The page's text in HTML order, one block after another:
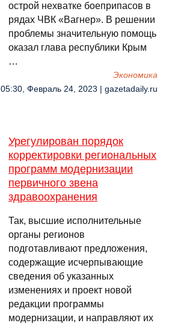
острой нехватке боеприпасов в
рядах ЧВК «Вагнер». В решении
проблемы значительную помощь
оказал глава республики Крым
…
Экономика
05:30, Февраль 24, 2023 | gazetadaily.ru
Урегулирован порядок
корректировки региональных
программ модернизации
первичного звена
здравоохранения
Так, высшие исполнительные
органы регионов
подготавливают предложения,
содержащие исчерпывающие
сведения об указанных
изменениях и проект новой
редакции программы
модернизации, и направляют их